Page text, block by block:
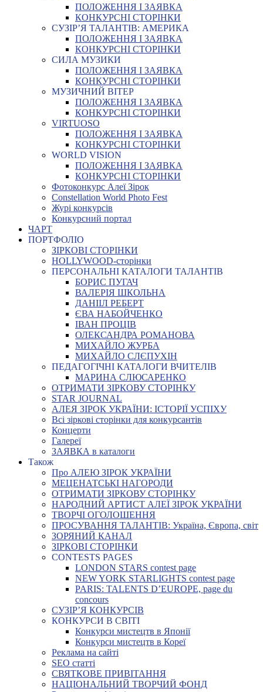
ПОЛОЖЕННЯ І ЗАЯВКА
КОНКУРСНІ СТОРІНКИ
СУЗІР’Я ТАЛАНТІВ: АМЕРИКА
ПОЛОЖЕННЯ І ЗАЯВКА
КОНКУРСНІ СТОРІНКИ
СИЛА МУЗИКИ
ПОЛОЖЕННЯ І ЗАЯВКА
КОНКУРСНІ СТОРІНКИ
МУЗИЧНИЙ ВІТЕР
ПОЛОЖЕННЯ І ЗАЯВКА
КОНКУРСНІ СТОРІНКИ
VIRTUOSO
ПОЛОЖЕННЯ І ЗАЯВКА
КОНКУРСНІ СТОРІНКИ
WORLD VISION
ПОЛОЖЕННЯ І ЗАЯВКА
КОНКУРСНІ СТОРІНКИ
Фотоконкурс Алеї Зірок
Constellation World Photo Fest
Журі конкурсів
Конкурсний портал
ЧАРТ
ПОРТФОЛІО
ЗІРКОВІ СТОРІНКИ
HOLLYWOOD-сторінки
ПЕРСОНАЛЬНІ КАТАЛОГИ ТАЛАНТІВ
БОРИС ПУГАЧ
ВАЛЕРІЯ ШКОЛЬНА
ДАНІІЛ РЕБЕРТ
ЄВА НАБОЙЧЕНКО
ІВАН ПРОЦІВ
ОЛЕКСАНДРА РОМАНОВА
МИХАЙЛО ЖУРБА
МИХАЙЛО СЛЄПУХІН
ПЕДАГОГІЧНІ КАТАЛОГИ ВЧИТЕЛІВ
МАРИНА СЛЮСАРЕНКО
ОТРИМАТИ ЗІРКОВУ СТОРІНКУ
STAR JOURNAL
АЛЕЯ ЗІРОК УКРАЇНИ: ІСТОРІЇ УСПІХУ
Всі зіркові сторінки для конкурсантів
Концерти
Галереї
ЗАЯВКА в каталоги
Також
Про АЛЕЮ ЗІРОК УКРАЇНИ
МЕЦЕНАТСЬКІ НАГОРОДИ
ОТРИМАТИ ЗІРКОВУ СТОРІНКУ
НАРОДНИЙ АРТИСТ АЛЕЇ ЗІРОК УКРАЇНИ
ТВОРЧІ ОГОЛОШЕННЯ
ПРОСУВАННЯ ТАЛАНТІВ: Україна, Європа, світ
ЗОРЯНИЙ КАНАЛ
ЗІРКОВІ СТОРІНКИ
CONTESTS PAGES
LONDON STARS contest page
NEW YORK STARLIGHTS contest page
PARIS: TALENTS D’EUROPE, page du
concours
СУЗІР’Я КОНКУРСІВ
КОНКУРСИ В СВІТІ
Конкурси мистецтв в Японії
Конкурси мистецтв в Кореї
Реклама на сайті
SEO статті
СВЯТКОВЕ ПРИВІТАННЯ
НАЦІОНАЛЬНИЙ ТВОРЧИЙ ФОНД